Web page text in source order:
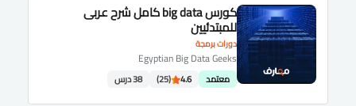
دورات برمجة
كورس big data كامل شرح عربى
للمبتدئيين
Egyptian Big Data Geeks
معتمد 4.6
(25) 38 درس